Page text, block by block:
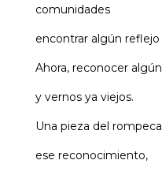
comunidades
encontrar algún reflejo
Ahora, reconocer
y vernos ya viejos.
Una pieza del
ese reconocimiento,